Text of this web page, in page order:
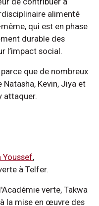
alimenté
qui est en phase
durable des
l’impact social.
que de nombreux
Kevin, Jiya et
attaquer.
Youssef,
à Telfer.
verte, Takwa
la mise en œuvre des